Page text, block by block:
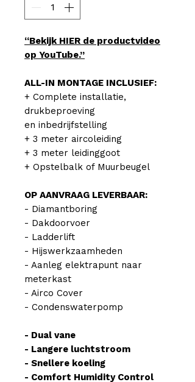
“Bekijk HIER de productvideo
op YouTube.”
ALL-IN MONTAGE INCLUSIEF:
+ Complete installatie,
drukbeproeving
en inbedrijfstelling
+ 3 meter aircoleiding
+ 3 meter leidinggoot
+ Opstelbalk of Muurbeugel
OP AANVRAAG LEVERBAAR:
- Diamantboring
- Dakdoorvoer
- Ladderlift
- Hijswerkzaamheden
- Aanleg elektrapunt naar
meterkast
- Airco Cover
- Condenswaterpomp
- Dual vane
- Langere luchtstroom
- Snellere koeling
- Comfort Humidity Control